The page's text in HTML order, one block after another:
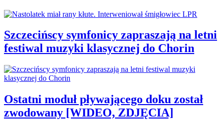
Szczecińscy symfonicy zapraszają na letni
festiwal muzyki klasycznej do Chorin
Ostatni moduł pływającego doku został
zwodowany [WIDEO, ZDJĘCIA]